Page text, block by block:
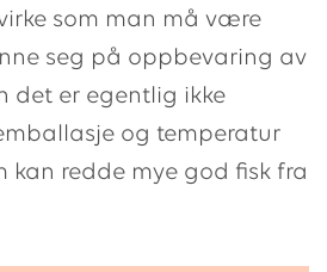
som man må være
seg på oppbevaring av
det er egentlig ikke
og temperatur
kan redde mye god fisk fra